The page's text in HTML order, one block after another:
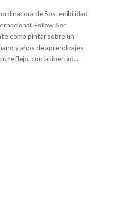
de Sostenibilidad
Follow Ser
como pintar sobre un
y años de aprendizajes
reflejo, con la libertad...